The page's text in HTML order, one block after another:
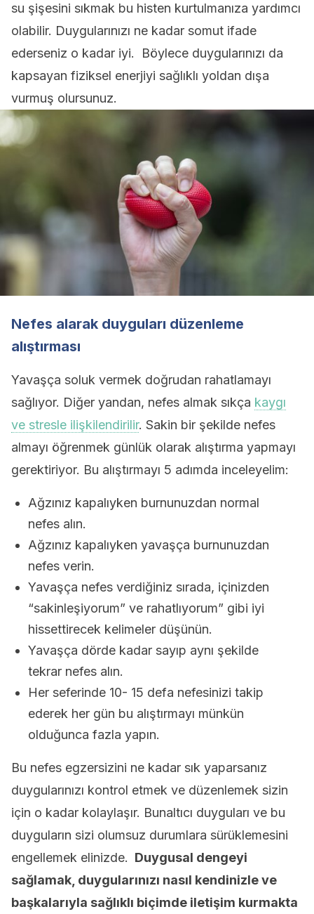
su şişesini sıkmak bu histen kurtulmanıza yardımcı
olabilir. Duygularınızı ne kadar somut ifade
ederseniz o kadar iyi. Böylece duygularınızı da
kapsayan fiziksel enerjiyi sağlıklı yoldan dışa
vurmuş olursunuz.
Nefes alarak duyguları düzenleme
alıştırması
Yavaşça soluk vermek doğrudan rahatlamayı
sağlıyor. Diğer yandan, nefes almak sıkça kaygı
ve stresle ilişkilendirilir. Sakin bir şekilde nefes
almayı öğrenmek günlük olarak alıştırma yapmayı
gerektiriyor. Bu alıştırmayı 5 adımda inceleyelim:
Ağzınız kapalıyken burnunuzdan normal
nefes alın.
Ağzınız kapalıyken yavaşça burnunuzdan
nefes verin.
Yavaşça nefes verdiğiniz sırada, içinizden
“sakinleşiyorum” ve rahatlıyorum” gibi iyi
hissettirecek kelimeler düşünün.
Yavaşça dörde kadar sayıp aynı şekilde
tekrar nefes alın.
Her seferinde 10- 15 defa nefesinizi takip
ederek her gün bu alıştırmayı münkün
olduğunca fazla yapın.
Bu nefes egzersizini ne kadar sık yaparsanız
duygularınızı kontrol etmek ve düzenlemek sizin
için o kadar kolaylaşır. Bunaltıcı duyguları ve bu
duyguların sizi olumsuz durumlara sürüklemesini
engellemek elinizde. Duygusal dengeyi
sağlamak, duygularınızı nasıl kendinizle ve
başkalarıyla sağlıklı biçimde iletişim kurmakta